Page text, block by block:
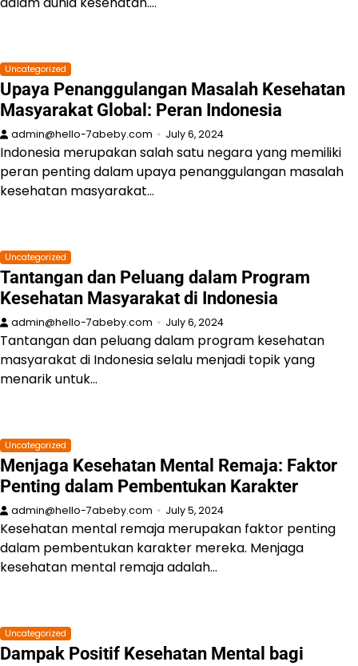
Uncategorized
Upaya Penanggulangan Masalah Kesehatan
Masyarakat Global: Peran Indonesia
admin@hello-7abeby.com July 6, 2024
Indonesia merupakan salah satu negara yang memiliki
peran penting dalam upaya penanggulangan masalah
kesehatan masyarakat…
Uncategorized
Tantangan dan Peluang dalam Program
Kesehatan Masyarakat di Indonesia
admin@hello-7abeby.com July 6, 2024
Tantangan dan peluang dalam program kesehatan
masyarakat di Indonesia selalu menjadi topik yang
menarik untuk…
Uncategorized
Menjaga Kesehatan Mental Remaja: Faktor
Penting dalam Pembentukan Karakter
admin@hello-7abeby.com July 5, 2024
Kesehatan mental remaja merupakan faktor penting
dalam pembentukan karakter mereka. Menjaga
kesehatan mental remaja adalah…
Uncategorized
Dampak Positif Kesehatan Mental bagi